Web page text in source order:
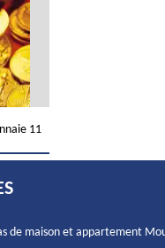
11
de maison et appartement